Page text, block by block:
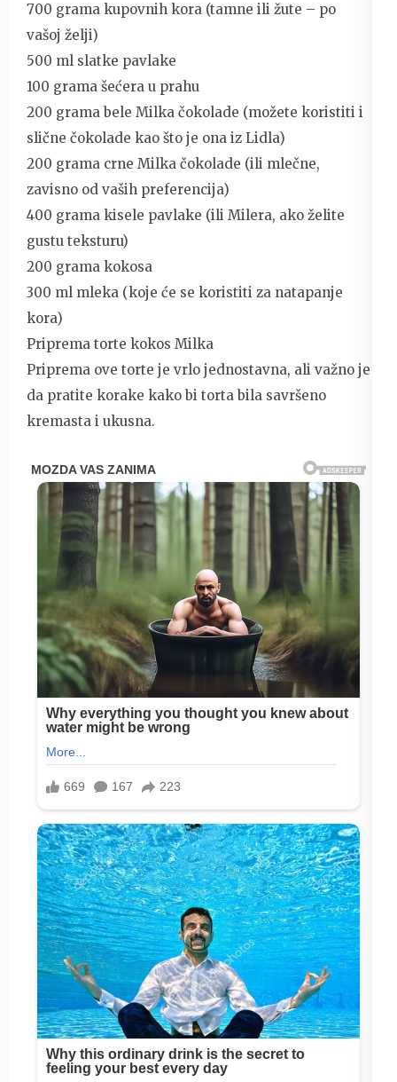
700 grama kupovnih kora (tamne ili žute – po
vašoj želji)
500 ml slatke pavlake
100 grama šećera u prahu
200 grama bele Milka čokolade (možete koristiti i
slične čokolade kao što je ona iz Lidla)
200 grama crne Milka čokolade (ili mlečne,
zavisno od vaših preferencija)
400 grama kisele pavlake (ili Milera, ako želite
gustu teksturu)
200 grama kokosa
300 ml mleka (koje će se koristiti za natapanje
kora)
Priprema torte kokos Milka
Priprema ove torte je vrlo jednostavna, ali važno je
da pratite korake kako bi torta bila savršeno
kremasta i ukusna.